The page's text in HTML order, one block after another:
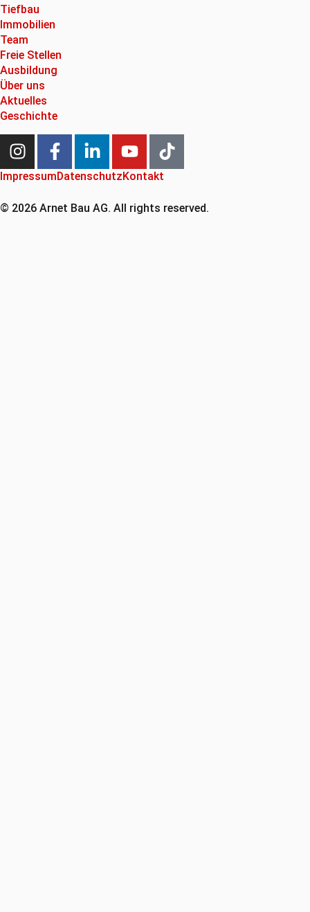
Tiefbau
Immobilien
Team
Freie Stellen
Ausbildung
Über uns
Aktuelles
Geschichte
ImpressumDatenschutzKontakt
© 2026 Arnet Bau AG. All rights reserved.